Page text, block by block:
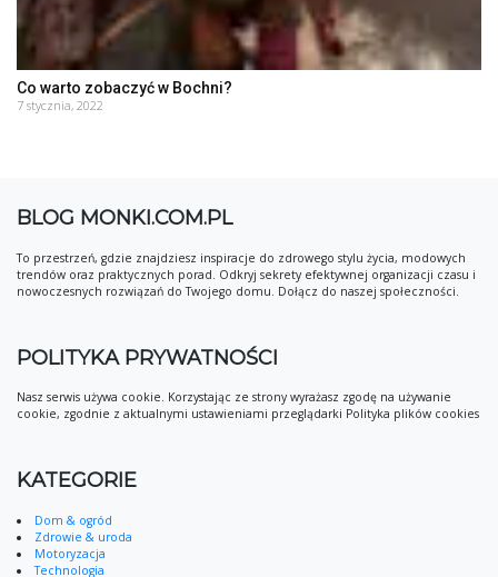
Co warto zobaczyć w Bochni?
7 stycznia, 2022
BLOG MONKI.COM.PL
To przestrzeń, gdzie znajdziesz inspiracje do zdrowego stylu życia, modowych
trendów oraz praktycznych porad. Odkryj sekrety efektywnej organizacji czasu i
nowoczesnych rozwiązań do Twojego domu. Dołącz do naszej społeczności.
POLITYKA PRYWATNOŚCI
Nasz serwis używa cookie. Korzystając ze strony wyrażasz zgodę na używanie
cookie, zgodnie z aktualnymi ustawieniami przeglądarki Polityka plików cookies
KATEGORIE
Dom & ogród
Zdrowie & uroda
Motoryzacja
Technologia